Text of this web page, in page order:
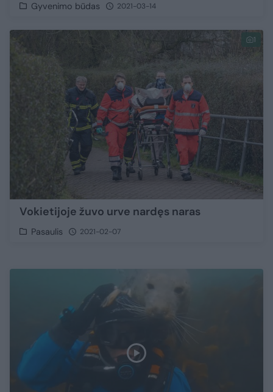
Gyvenimo būdas 2021-03-14
1
Vokietijoje žuvo urve nardęs naras
Pasaulis 2021-02-07